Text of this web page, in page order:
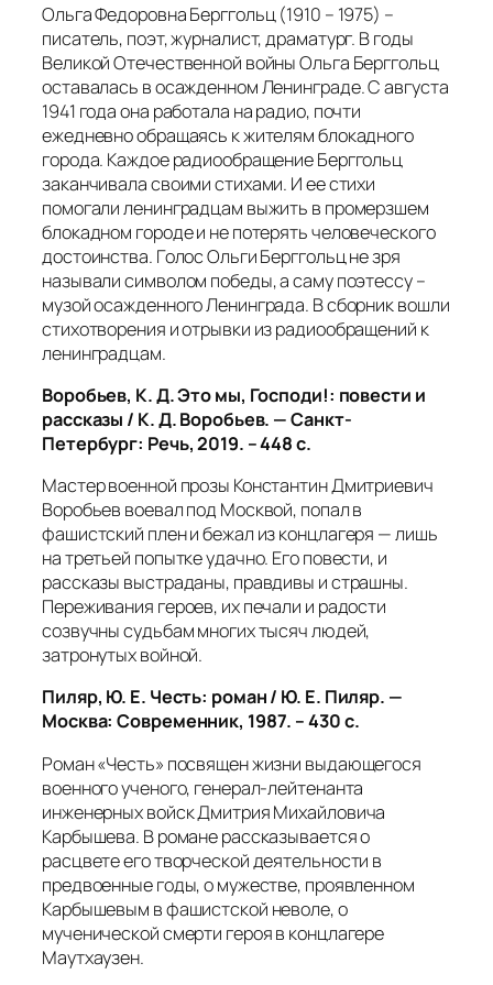
Ольга Федоровна Берггольц (1910 – 1975) –
писатель, поэт, журналист, драматург. В годы
Великой Отечественной войны Ольга Берггольц
оставалась в осажденном Ленинграде. С августа
1941 года она работала на радио, почти
ежедневно обращаясь к жителям блокадного
города. Каждое радиообращение Берггольц
заканчивала своими стихами. И ее стихи
помогали ленинградцам выжить в промерзшем
блокадном городе и не потерять человеческого
достоинства. Голос Ольги Берггольц не зря
называли символом победы, а саму поэтессу –
музой осажденного Ленинграда. В сборник вошли
стихотворения и отрывки из радиообращений к
ленинградцам.
Воробьев, К. Д. Это мы, Господи!: повести и
рассказы / К. Д. Воробьев. — Санкт-
Петербург: Речь, 2019. – 448 с.
Мастер военной прозы Константин Дмитриевич
Воробьев воевал под Москвой, попал в
фашистский плен и бежал из концлагеря — лишь
на третьей попытке удачно. Его повести, и
рассказы выстраданы, правдивы и страшны.
Переживания героев, их печали и радости
созвучны судьбам многих тысяч людей,
затронутых войной.
Пиляр, Ю. Е. Честь: роман / Ю. Е. Пиляр. —
Москва: Современник, 1987. – 430 с.
Роман «Честь» посвящен жизни выдающегося
военного ученого, генерал-лейтенанта
инженерных войск Дмитрия Михайловича
Карбышева. В романе рассказывается о
расцвете его творческой деятельности в
предвоенные годы, о мужестве, проявленном
Карбышевым в фашистской неволе, о
мученической смерти героя в концлагере
Маутхаузен.